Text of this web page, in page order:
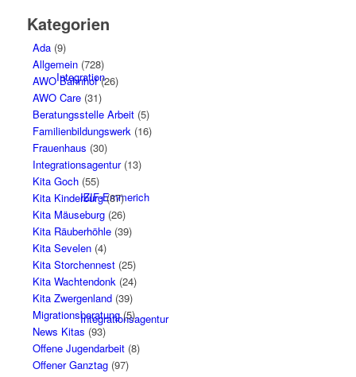
Integration
IZIF-Emmerich
Integrationsagentur
Kategorien
Ada(9)
Allgemein(728)
AWO Bahnhof(26)
AWO Care(31)
Beratungsstelle Arbeit(5)
Familienbildungswerk(16)
Frauenhaus (30)
Integrationsagentur(13)
Kita Goch(55)
Kita Kinderburg(87)
Kita Mäuseburg(26)
Kita Räuberhöhle(39)
Kita Sevelen(4)
Kita Storchennest(25)
Kita Wachtendonk(24)
Kita Zwergenland(39)
Migrationsberatung(5)
News Kitas (93)
Offene Jugendarbeit(8)
Offener Ganztag(97)